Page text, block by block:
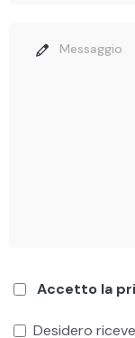
Accetto la
Desidero